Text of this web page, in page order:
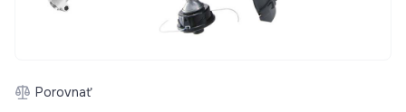
Porovnať